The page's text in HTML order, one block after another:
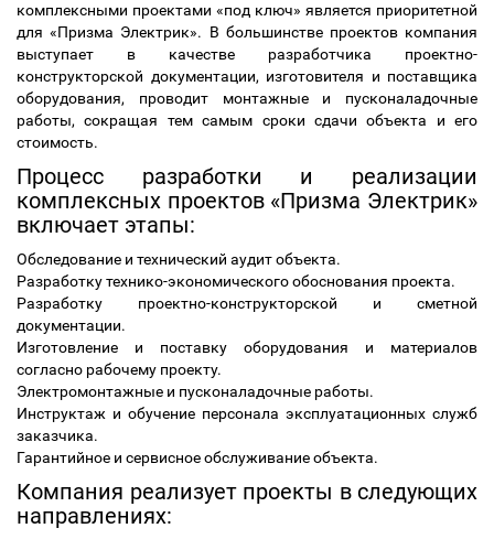
комплексными проектами «под ключ» является приоритетной
для «Призма Электрик». В большинстве проектов компания
выступает в качестве разработчика проектно-
конструкторской документации, изготовителя и поставщика
оборудования, проводит монтажные и пусконаладочные
работы, сокращая тем самым сроки сдачи объекта и его
стоимость.
Процесс разработки и реализации
комплексных проектов «Призма Электрик»
включает этапы:
Обследование и технический аудит объекта.
Разработку технико-экономического обоснования проекта.
Разработку проектно-конструкторской и сметной
документации.
Изготовление и поставку оборудования и материалов
согласно рабочему проекту.
Электромонтажные и пусконаладочные работы.
Инструктаж и обучение персонала эксплуатационных служб
заказчика.
Гарантийное и сервисное обслуживание объекта.
Компания реализует проекты в следующих
направлениях: